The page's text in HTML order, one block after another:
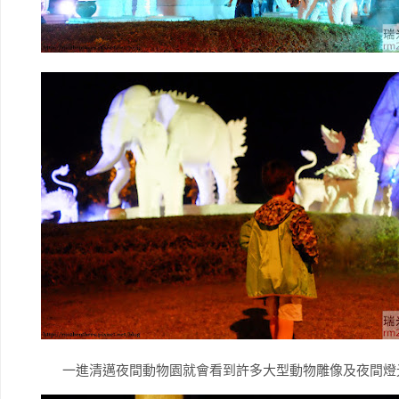
一進清邁夜間動物園就會看到許多大型動物雕像及夜間燈